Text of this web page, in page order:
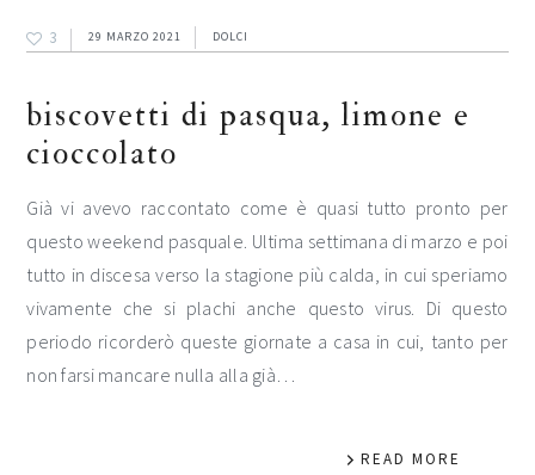
3 29 MARZO 2021 DOLCI
biscovetti di pasqua, limone e
cioccolato
Già vi avevo raccontato come è quasi tutto pronto per
questo weekend pasquale. Ultima settimana di marzo e poi
tutto in discesa verso la stagione più calda, in cui speriamo
vivamente che si plachi anche questo virus. Di questo
periodo ricorderò queste giornate a casa in cui, tanto per
non farsi mancare nulla alla già…
READ MORE